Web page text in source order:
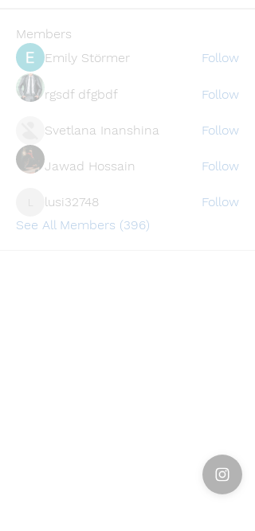
Members
Emily Störmer
Follow
rgsdf dfgbdf Follow
Svetlana Inanshina Follow
Jawad Hossain Follow
lusi32748
lusi32748
Follow
See All Members (396)